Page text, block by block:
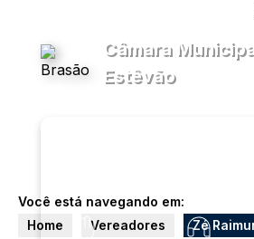
Câmara
Estêvão
Você está navegando em:
Home
Vereadores Zé